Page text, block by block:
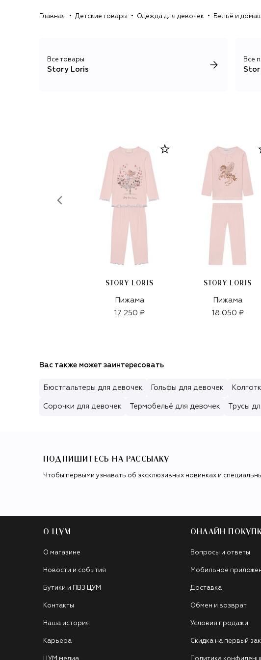
Главная Детские товары Одежда для девочек Бельё и
Все товары
Story Loris
Все
STORY LORIS
Пижама
17 250 ₽
STORY LORIS
Пижама
18 050 ₽
Вас также может заинтересовать
Бюстгальтеры для девочек Гольфы для девочек
Сорочки для девочек Термобельё для девочек Трусы
ПОДПИШИТЕСЬ НА РАССЫЛКУ
Чтобы первыми узнавать об эксклюзивных новинках и
О ЦУМ
О магазине
Новости и события
Бутики и ПВЗ ЦУМ
Контакты
Наша история
Карьера
ЦУМ медиа
ОНЛАЙН
Вопросы и ответы
Мобильное
Доставка
Обмен и возврат
Условия продажи
Скидка на первый
Политика